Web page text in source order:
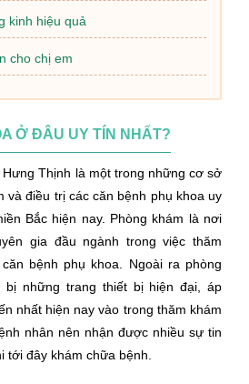
kinh hiệu quả
cho chị em
Ở ĐÂU UY TÍN NHẤT?
Thịnh là một trong những cơ sở
và điều trị các căn bệnh phụ khoa uy
Bắc hiện nay. Phòng khám là nơi
gia đầu ngành trong việc thăm
bệnh phụ khoa. Ngoài ra phòng
bị những trang thiết bị hiện đại, áp
nhất hiện nay vào trong thăm khám
nhân nên nhận được nhiều sự tin
tới đây khám chữa bệnh.